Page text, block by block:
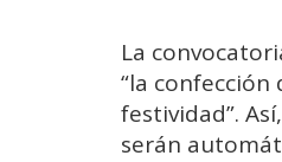
La
“la
festividad”.
serán